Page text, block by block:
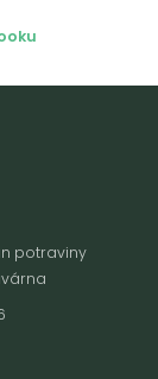
potraviny